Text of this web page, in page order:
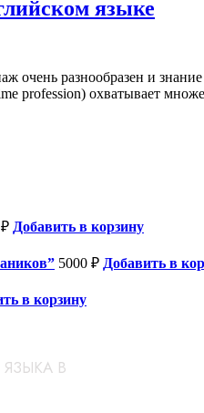
языке
очень разнообразен и
profession) охватывает
₽ Добавить в корзину
5000 ₽ Добавить в
в корзину
В